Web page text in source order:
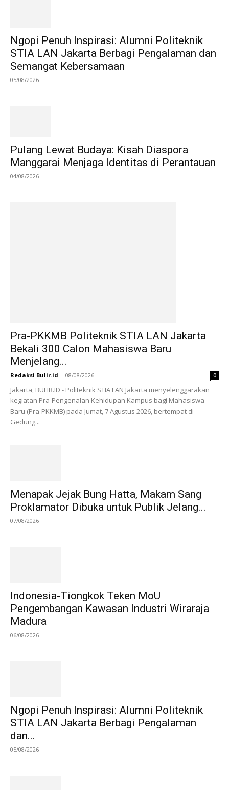
Ngopi Penuh Inspirasi: Alumni Politeknik
STIA LAN Jakarta Berbagi Pengalaman dan
Semangat Kebersamaan
05/08/2026
Pulang Lewat Budaya: Kisah Diaspora
Manggarai Menjaga Identitas di Perantauan
04/08/2026
Pra-PKKMB Politeknik STIA LAN Jakarta
Bekali 300 Calon Mahasiswa Baru
Menjelang...
Redaksi Bulir.id - 08/08/2026 0
Jakarta, BULIR.ID - Politeknik STIA LAN Jakarta menyelenggarakan
kegiatan Pra-Pengenalan Kehidupan Kampus bagi Mahasiswa
Baru (Pra-PKKMB) pada Jumat, 7 Agustus 2026, bertempat di
Gedung...
Menapak Jejak Bung Hatta, Makam Sang
Proklamator Dibuka untuk Publik Jelang...
07/08/2026
Indonesia-Tiongkok Teken MoU
Pengembangan Kawasan Industri Wiraraja
Madura
06/08/2026
Ngopi Penuh Inspirasi: Alumni Politeknik
STIA LAN Jakarta Berbagi Pengalaman
dan...
05/08/2026